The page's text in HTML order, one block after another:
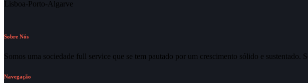
Lisboa-Porto-Algarve
Sobre Nós
Somos uma sociedade full service que se tem pautado por um crescimento sólido e sustentado.
Navegação